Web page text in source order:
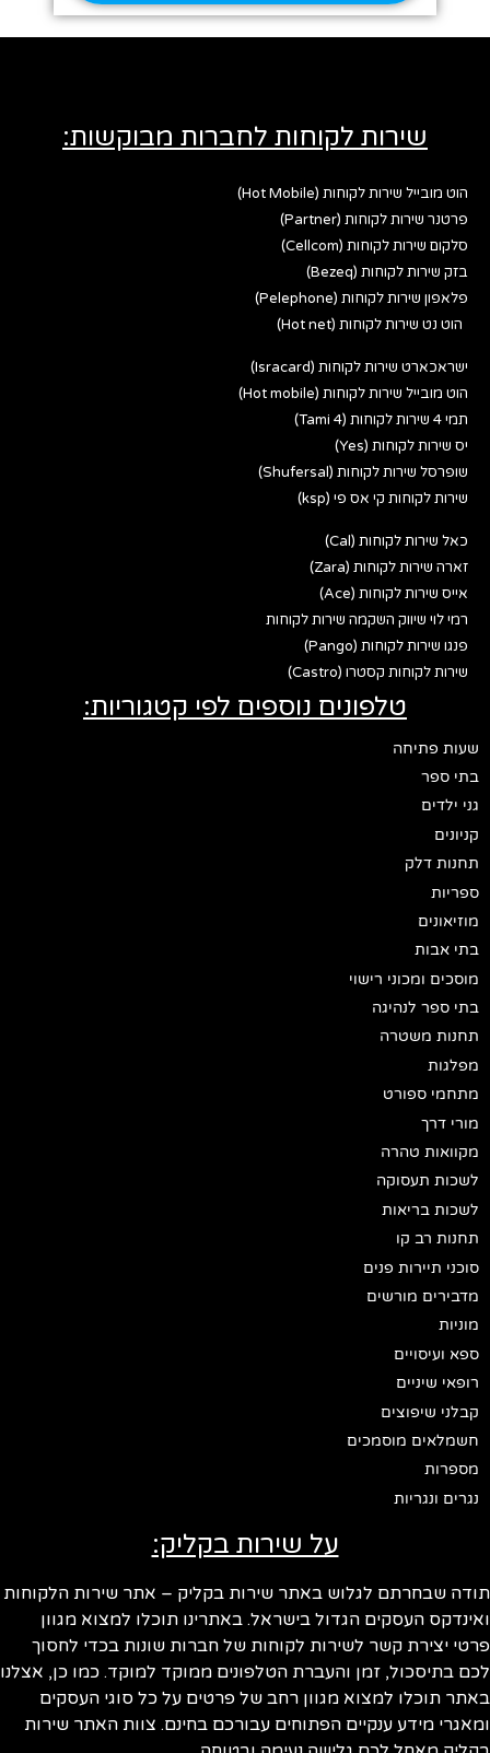
שירות לקוחות לחברות מבוקשות:
הוט מובייל שירות לקוחות (Hot Mobile)
פרטנר שירות לקוחות (Partner)
סלקום שירות לקוחות (Cellcom)
בזק שירות לקוחות (Bezeq)
פלאפון שירות לקוחות (Pelephone)
הוט נט שירות לקוחות (Hot net)
ישראכארט שירות לקוחות (Isracard)
הוט מובייל שירות לקוחות (Hot mobile)
תמי 4 שירות לקוחות (Tami 4)
יס שירות לקוחות (Yes)
שופרסל שירות לקוחות (Shufersal)
שירות לקוחות קי אס פי (ksp)
כאל שירות לקוחות (Cal)
זארה שירות לקוחות (Zara)
אייס שירות לקוחות (Ace)
רמי לוי שיווק השקמה שירות לקוחות
פנגו שירות לקוחות (Pango)
שירות לקוחות קסטרו (Castro)
טלפונים נוספים לפי קטגוריות:
שעות פתיחה
בתי ספר
גני ילדים
קניונים
תחנות דלק
ספריות
מוזיאונים
בתי אבות
מוסכים ומכוני רישוי
בתי ספר לנהיגה
תחנות משטרה
מפלגות
מתחמי ספורט
מורי דרך
מקוואות טהרה
לשכות תעסוקה
לשכות בריאות
תחנות רב קו
סוכני תיירות פנים
מדבירים מורשים
מוניות
ספא ועיסויים
רופאי שיניים
קבלני שיפוצים
חשמלאים מוסמכים
מספרות
נגרים ונגריות
על שירות בקליק:
תודה שבחרתם לגלוש באתר שירות בקליק – אתר שירות הלקוחות
ואינדקס העסקים הגדול בישראל. באתרינו תוכלו למצוא מגוון
פרטי יצירת קשר לשירות לקוחות של חברות שונות בכדי לחסוך
לכם בתיסכול, זמן והעברת הטלפונים ממוקד למוקד. כמו כן, אצלנו
באתר תוכלו למצוא מגוון רחב של פרטים על כל סוגי העסקים
ומאגרי מידע ענקיים הפתוחים עבורכם בחינם. צוות האתר שירות